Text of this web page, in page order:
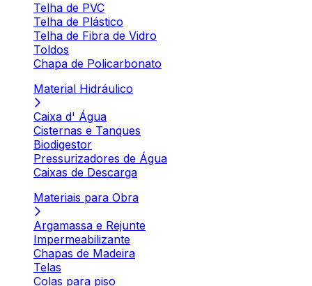
Telha de PVC
Telha de Plástico
Telha de Fibra de Vidro
Toldos
Chapa de Policarbonato
Material Hidráulico
Caixa d' Água
Cisternas e Tanques
Biodigestor
Pressurizadores de Água
Caixas de Descarga
Materiais para Obra
Argamassa e Rejunte
Impermeabilizante
Chapas de Madeira
Telas
Colas para piso